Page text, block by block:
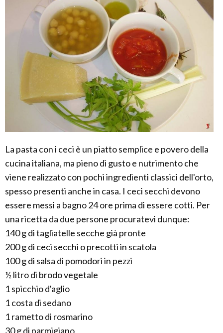
La pasta con i ceci è un piatto semplice e povero della
cucina italiana, ma pieno di gusto e nutrimento che
viene realizzato con pochi ingredienti classici dell'orto,
spesso presenti anche in casa. I ceci secchi devono
essere messi a bagno 24 ore prima di essere cotti. Per
una ricetta da due persone procuratevi dunque:
140 g di tagliatelle secche già pronte
200 g di ceci secchi o precotti in scatola
100 g di salsa di pomodori in pezzi
½ litro di brodo vegetale
1 spicchio d'aglio
1 costa di sedano
1 rametto di rosmarino
30 g di parmigiano